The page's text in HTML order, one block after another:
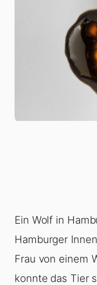
Ein Wolf in
Hamburger
Frau von einem
konnte das Tier